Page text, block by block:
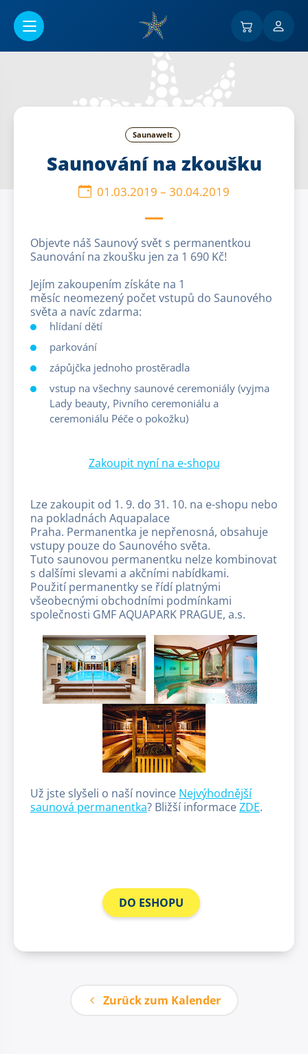
Saunawelt
Saunování na zkoušku
01.03.2019 – 30.04.2019
Objevte náš Saunový svět s permanentkou
Saunování na zkoušku jen za 1 690 Kč!
Jejím zakoupením získáte na 1
měsíc neomezený počet vstupů do Saunového
světa a navíc zdarma:
hlídaní dětí
parkování
zápůjčka jednoho prostěradla
vstup na všechny saunové ceremoniály (vyjma
Lady beauty, Pivního ceremoniálu a
ceremoniálu Péče o pokožku)
Zakoupit nyní na e-shopu
Lze zakoupit od 1. 9. do 31. 10. na e-shopu nebo
na pokladnách Aquapalace
Praha. Permanentka je nepřenosná, obsahuje
vstupy pouze do Saunového světa.
Tuto saunovou permanentku nelze kombinovat
s dalšími slevami a akčními nabídkami.
Použití permanentky se řídí platnými
všeobecnými obchodními podmínkami
společnosti GMF AQUAPARK PRAGUE, a.s.
Už jste slyšeli o naší novince Nejvýhodnější
saunová permanentka? Bližší informaceZDE.
DO ESHOPU
Zurück zum Kalender